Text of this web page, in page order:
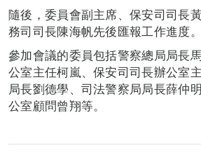
隨後，委員會副主席、保安司司長
務司司長陳海帆先後匯報工作進度。
參加會議的委員包括警察總局局長
公室主任柯嵐、保安司司長辦公室
局長劉德學、司法警察局局長薛仲
公室顧問曾翔等。